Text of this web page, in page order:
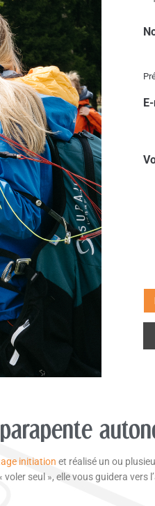
initiation et réalisé un ou
seul », elle vous guidera vers